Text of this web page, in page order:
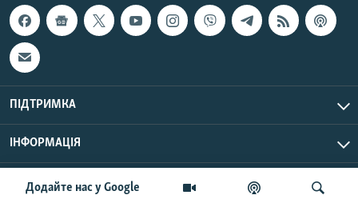
Додайте нас у Google
ПІДТРИМКА
ІНФОРМАЦІЯ
© Радіо Свобода, 2026 | Усі права застережено.
UTC+3